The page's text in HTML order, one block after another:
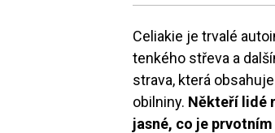
Celiakie je trvalé
tenkého střeva a
strava, která
obilniny. Někteří lidé
jasné, co je